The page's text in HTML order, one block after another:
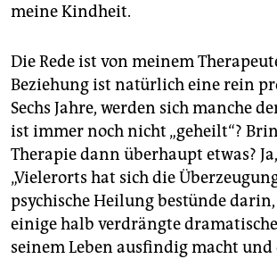
meine Kindheit.
Die Rede ist von meinem
Beziehung ist natürlich eine rein
Sechs Jahre, werden sich manche
ist immer noch nicht „geheilt“?
Therapie dann überhaupt etwas?
„Vielerorts hat sich die
psychische Heilung bestünde
einige halb verdrängte
seinem Leben ausfindig macht